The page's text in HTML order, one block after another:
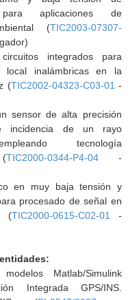
para aplicaciones de
(TIC2003-07307-
integrados para
local inalámbricas en la
(TIC2002-04323-C03-01 -
sensor de alta precisión
incidencia de un rayo
tecnología
(TIC2000-0344-P4-04 -
en muy baja tensión y
procesado de señal en
(TIC2000-0615-C02-01
-
Matlab/Simulink
Integrada GPS/INS.